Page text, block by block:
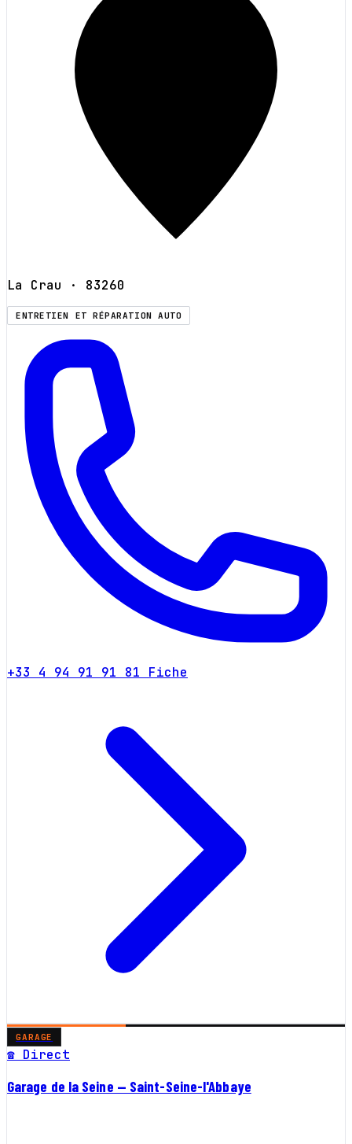
La Crau · 83260
ENTRETIEN ET RÉPARATION AUTO
+33 4 94 91 91 81 Fiche
GARAGE
☎ Direct
Garage de la Seine — Saint-Seine-l'Abbaye